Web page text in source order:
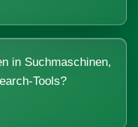
in Suchmaschinen,
Tools?